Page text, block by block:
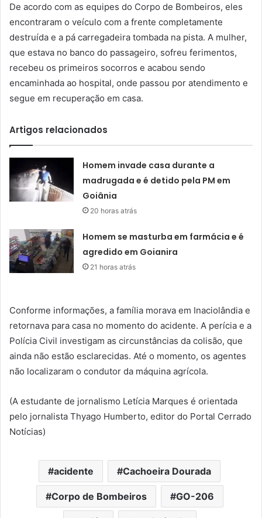
De acordo com as equipes do Corpo de Bombeiros, eles
encontraram o veículo com a frente completamente
destruída e a pá carregadeira tombada na pista. A mulher,
que estava no banco do passageiro, sofreu ferimentos,
recebeu os primeiros socorros e acabou sendo
encaminhada ao hospital, onde passou por atendimento e
segue em recuperação em casa.
Artigos relacionados
Homem invade casa durante a
madrugada e é detido pela PM em
Goiânia
20 horas atrás
Homem se masturba em farmácia e é
agredido em Goianira
21 horas atrás
Conforme informações, a família morava em Inaciolândia e
retornava para casa no momento do acidente. A perícia e a
Polícia Civil investigam as circunstâncias da colisão, que
ainda não estão esclarecidas. Até o momento, os agentes
não localizaram o condutor da máquina agrícola.
(A estudante de jornalismo Letícia Marques é orientada
pelo jornalista Thyago Humberto, editor do Portal Cerrado
Notícias)
acidente Cachoeira Dourada
Corpo de Bombeiros GO-206